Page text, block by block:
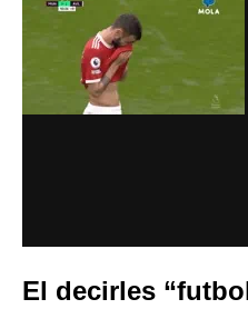
El decirles